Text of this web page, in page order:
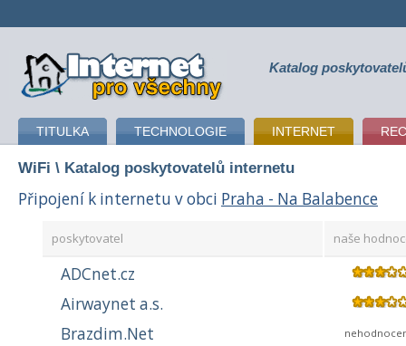
připojení k internetu Katalog
TITULKA TECHNOLOGIE INTERNET
WiFi \ Katalog poskytovatelů internetu
Připojení k internetu v obci Praha - Na Balabence
poskytovatel naše
ADCnet.cz
Airwaynet a.s.
Brazdim.Net